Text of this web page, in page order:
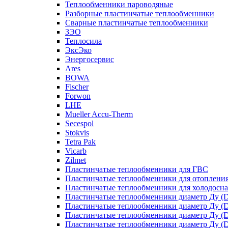
Теплообменники пароводяные
Разборные пластинчатые теплообменники
Сварные пластинчатые теплообменники
ЗЭО
Теплосила
ЭксЭко
Энергосервис
Ares
BOWA
Fischer
Forwon
LHE
Mueller Accu-Therm
Secespol
Stokvis
Tetra Pak
Vicarb
Zilmet
Пластинчатые теплообменники для ГВС
Пластинчатые теплообменники для
Пластинчатые теплообменники для
Пластинчатые теплообменники диаметр Ду
Пластинчатые теплообменники диаметр Ду
Пластинчатые теплообменники диаметр Ду
Пластинчатые теплообменники диаметр Ду